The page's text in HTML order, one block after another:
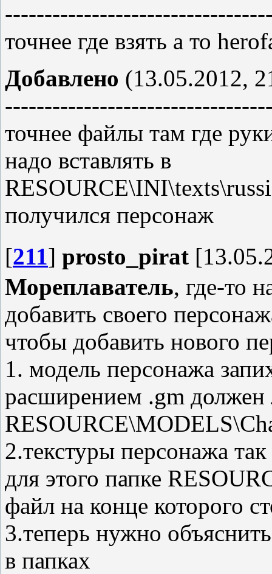
точнее где взять а то
Добавлено (13.05.2012,
точнее файлы там где
надо вставлять в
получился персонаж
[211] prosto_pirat
Мореплаватель, где-то
добавить своего
чтобы добавить нового
1. модель персонажа
расширением .gm должен
2.текстуры персонажа
для этого папке
файл на конце которого
3.теперь нужно
в папках